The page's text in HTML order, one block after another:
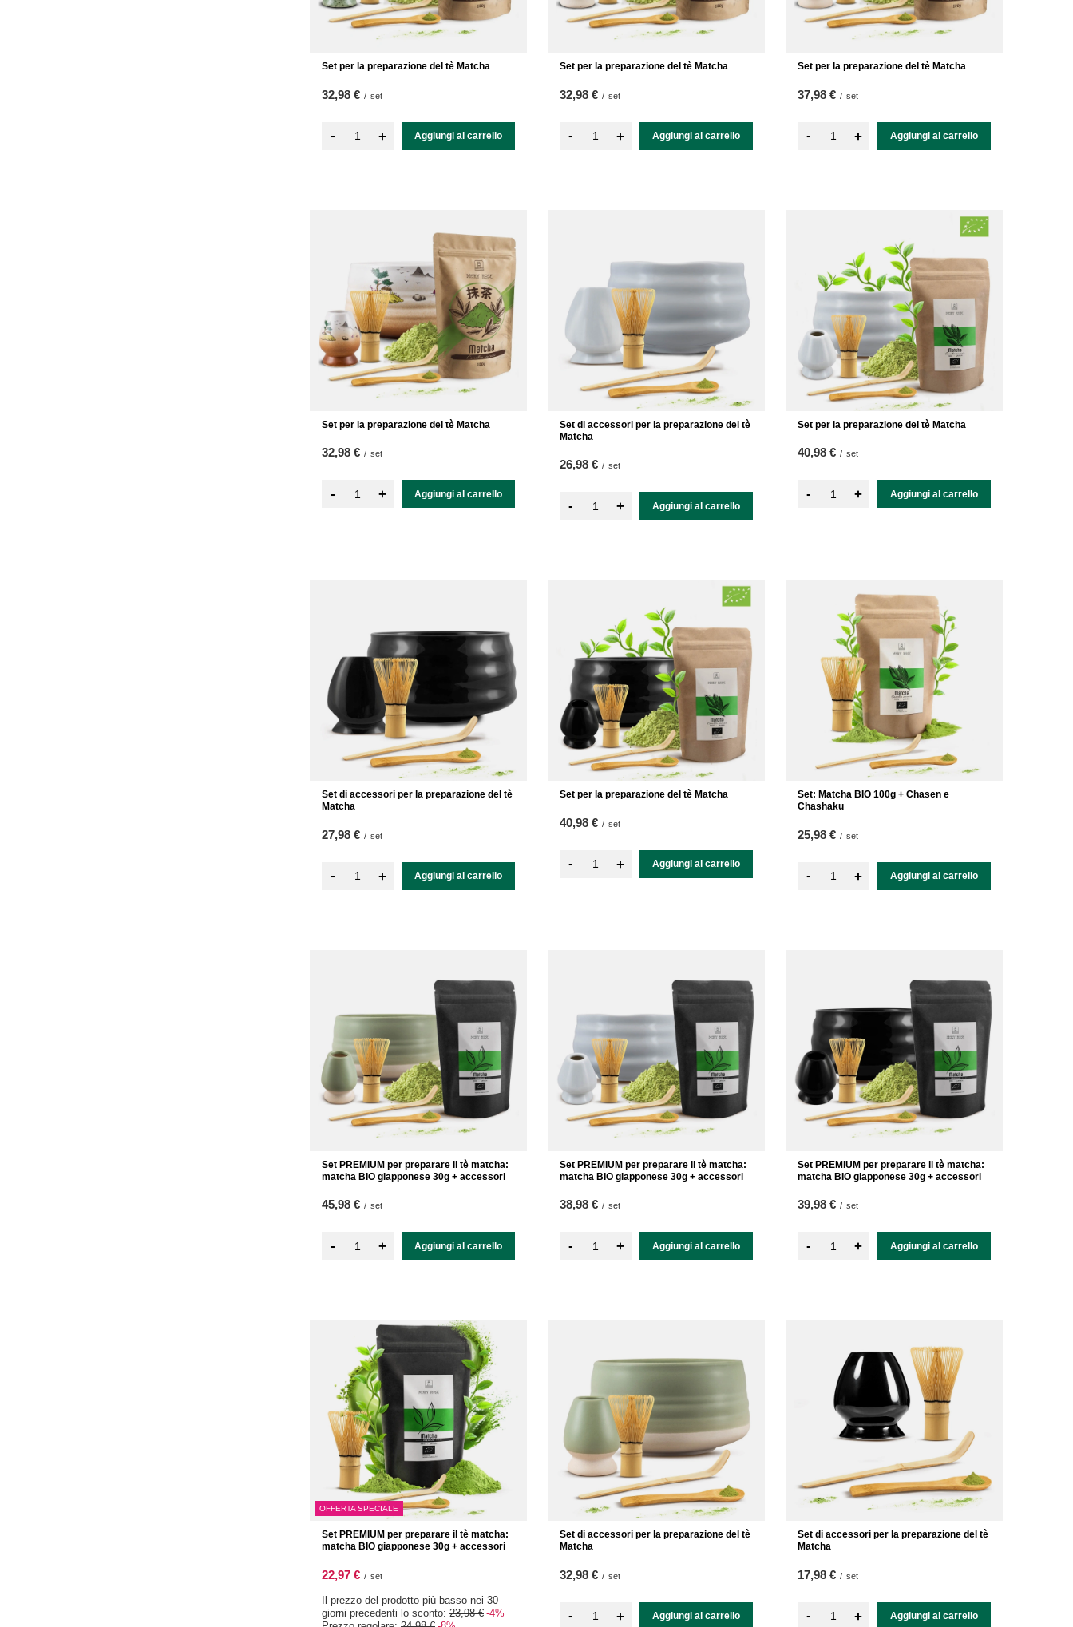
Set per la preparazione del tè Matcha
32,98 € / set
- + Aggiungi al carrello
Set per la preparazione del tè Matcha
32,98 € / set
- + Aggiungi al carrello
Set per la preparazione del tè Matcha
37,98 € / set
- + Aggiungi al carrello
Set per la preparazione del tè Matcha
32,98 € / set
- + Aggiungi al carrello
Set di accessori per la preparazione del tè
Matcha
26,98 € / set
- + Aggiungi al carrello
Set per la preparazione del tè Matcha
40,98 € / set
- + Aggiungi al carrello
Set di accessori per la preparazione del tè
Matcha
27,98 € / set
- + Aggiungi al carrello
Set per la preparazione del tè Matcha
40,98 € / set
- + Aggiungi al carrello
Set: Matcha BIO 100g + Chasen e
Chashaku
25,98 € / set
- + Aggiungi al carrello
Set PREMIUM per preparare il tè matcha:
matcha BIO giapponese 30g + accessori
45,98 € / set
- + Aggiungi al carrello
Set PREMIUM per preparare il tè matcha:
matcha BIO giapponese 30g + accessori
38,98 € / set
- + Aggiungi al carrello
Set PREMIUM per preparare il tè matcha:
matcha BIO giapponese 30g + accessori
39,98 € / set
- + Aggiungi al carrello
OFFERTA SPECIALE
Set PREMIUM per preparare il tè matcha:
matcha BIO giapponese 30g + accessori
22,97 € / set
Il prezzo del prodotto più basso nei 30
giorni precedenti lo sconto: 23,98 € -4%
Set di accessori per la preparazione del tè
Matcha
32,98 € / set
- + Aggiungi al carrello
Set di accessori per la preparazione del tè
Matcha
17,98 € / set
- + Aggiungi al carrello